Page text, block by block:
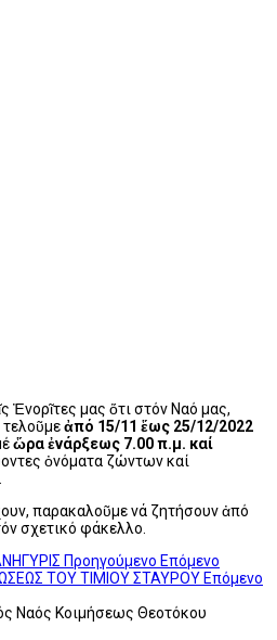
Ἐνορῖτες μας ὅτι στόν Ναό μας,
ἀπό 15/11 ἕως 25/12/2022
ὥρα ἐνάρξεως 7.00 π.μ. καί
ὀνόματα ζώντων καί
παρακαλοῦμε νά ζητήσουν ἀπό
σχετικό φάκελλο.
Προηγούμενο Επόμενο
ΤΟΥ ΤΙΜΙΟΥ ΣΤΑΥΡΟΥ Επόμενο
Ναός Κοιμήσεως Θεοτόκου